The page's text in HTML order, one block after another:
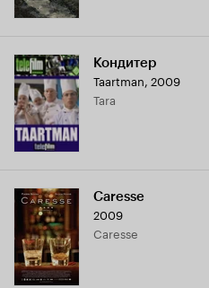
Кондитер
Taartman, 2009
Tara
Caresse
2009
Caresse